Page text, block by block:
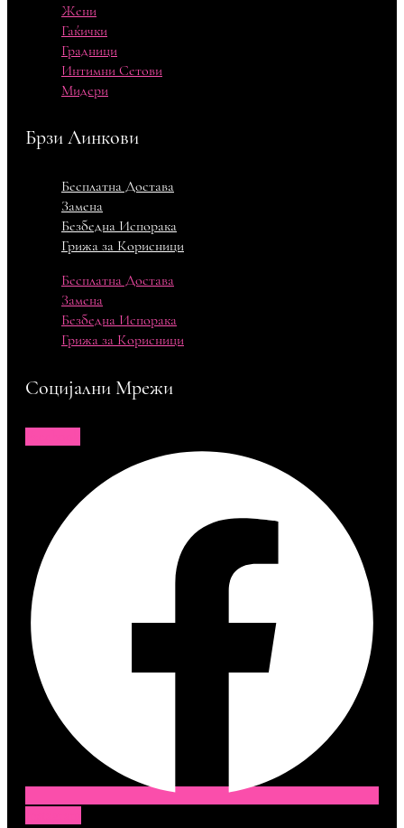
Жени
Гаќички
Градници
Интимни Сетови
Мидери
Брзи Линкови
Бесплатна Достава
Замена
Безбедна Испорака
Грижа за Корисници
Бесплатна Достава
Замена
Безбедна Испорака
Грижа за Корисници
Социјални Мрежи